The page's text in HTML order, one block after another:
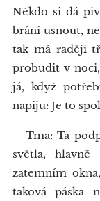
Někdo si dá
brání usnout,
tak má raději
probudit v
já, když
napiju: Je to
Tma: Ta
světla,
zatemním
taková páska